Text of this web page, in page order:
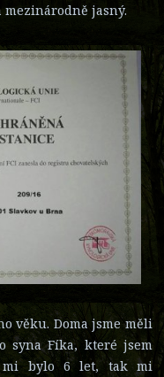
jasný.
věku. Doma jsme měli
syna Fíka, které jsem
mi bylo 6 let, tak mi